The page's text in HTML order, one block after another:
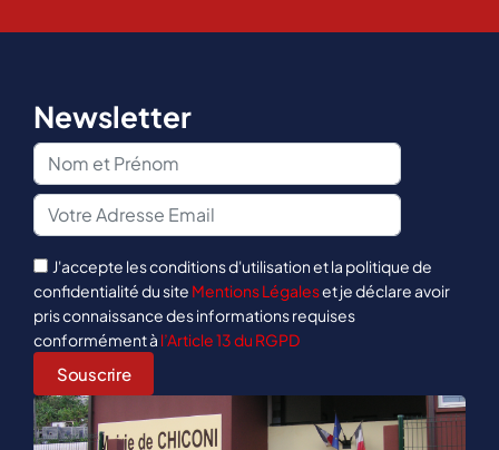
Newsletter
J'accepte les conditions d'utilisation et la politique de
confidentialité du site Mentions Légaleset je déclare avoir
pris connaissance des informations requises
conformément à l’Article 13 du RGPD